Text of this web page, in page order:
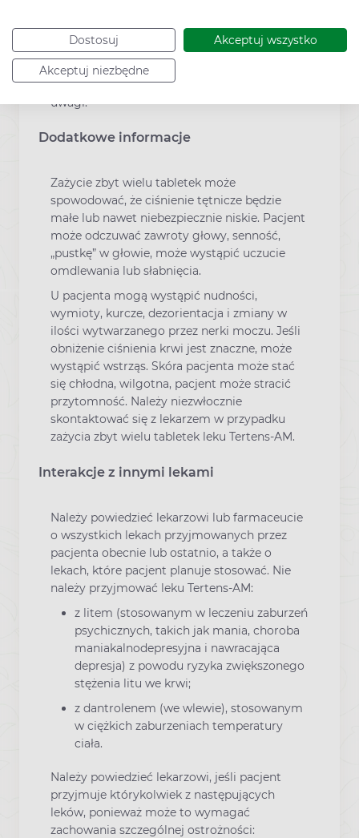
Dostosuj Akceptuj wszystko
Akceptuj niezbędne
oraz należy natychmiast skontaktować się z
lekarzem. Jeśli wystąpią takie objawy, należy
powstrzymać się od prowadzenia pojazdów i
wykonywania czynności wymagających
uwagi.
Dodatkowe informacje
Zażycie zbyt wielu tabletek może
spowodować, że ciśnienie tętnicze będzie
małe lub nawet niebezpiecznie niskie. Pacjent
może odczuwać zawroty głowy, senność,
„pustkę” w głowie, może wystąpić uczucie
omdlewania lub słabnięcia.
U pacjenta mogą wystąpić nudności,
wymioty, kurcze, dezorientacja i zmiany w
ilości wytwarzanego przez nerki moczu. Jeśli
obniżenie ciśnienia krwi jest znaczne, może
wystąpić wstrząs. Skóra pacjenta może stać
się chłodna, wilgotna, pacjent może stracić
przytomność. Należy niezwłocznie
skontaktować się z lekarzem w przypadku
zażycia zbyt wielu tabletek leku Tertens-AM.
Interakcje z innymi lekami
Należy powiedzieć lekarzowi lub farmaceucie
o wszystkich lekach przyjmowanych przez
pacjenta obecnie lub ostatnio, a także o
lekach, które pacjent planuje stosować. Nie
należy przyjmować leku Tertens-AM:
z litem (stosowanym w leczeniu zaburzeń
psychicznych, takich jak mania, choroba
maniakalnodepresyjna i nawracająca
depresja) z powodu ryzyka zwiększonego
stężenia litu we krwi;
z dantrolenem (we wlewie), stosowanym
w ciężkich zaburzeniach temperatury
ciała.
Należy powiedzieć lekarzowi, jeśli pacjent
przyjmuje którykolwiek z następujących
leków, ponieważ może to wymagać
zachowania szczególnej ostrożności: